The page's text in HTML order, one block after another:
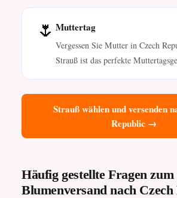
🌷 Muttertag
Vergessen Sie Mutter in Czech
Strauß ist das perfekte
Strauß wählen und versenden
Republic →
Häufig gestellte Fragen zum
Blumenversand nach